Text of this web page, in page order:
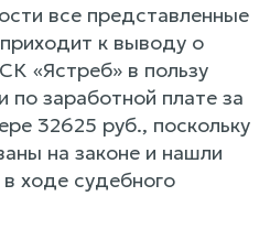
все представленные
к выводу о
«Ястреб» в пользу
заработной плате за
32625 руб., поскольку
на законе и нашли
ходе судебного